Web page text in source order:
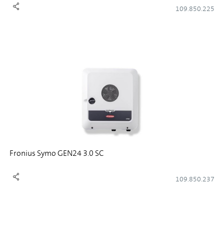
109.850.225
Fronius Symo GEN24 3.0 SC
109.850.237